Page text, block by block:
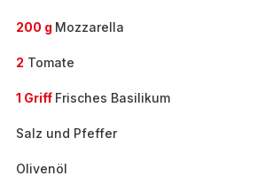
200 g Mozzarella
2 Tomate
1 Griff Frisches Basilikum
Salz und Pfeffer
Olivenöl